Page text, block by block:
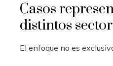
Casos
distintos
El enfoque no es